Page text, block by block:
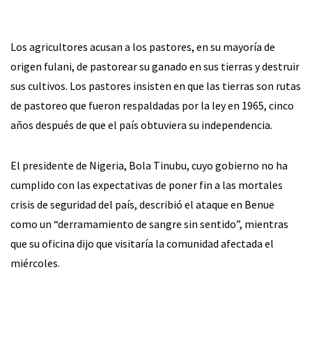
Los agricultores acusan a los pastores, en su mayoría de
origen fulani, de pastorear su ganado en sus tierras y destruir
sus cultivos. Los pastores insisten en que las tierras son rutas
de pastoreo que fueron respaldadas por la ley en 1965, cinco
años después de que el país obtuviera su independencia.
El presidente de Nigeria, Bola Tinubu, cuyo gobierno no ha
cumplido con las expectativas de poner fin a las mortales
crisis de seguridad del país, describió el ataque en Benue
como un “derramamiento de sangre sin sentido”, mientras
que su oficina dijo que visitaría la comunidad afectada el
miércoles.